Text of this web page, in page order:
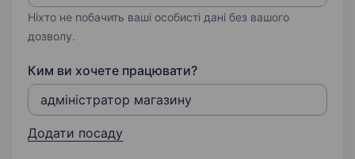
Ніхто не побачить ваші особисті дані без вашого
дозволу.
Ким ви хочете працювати?
Додати посаду